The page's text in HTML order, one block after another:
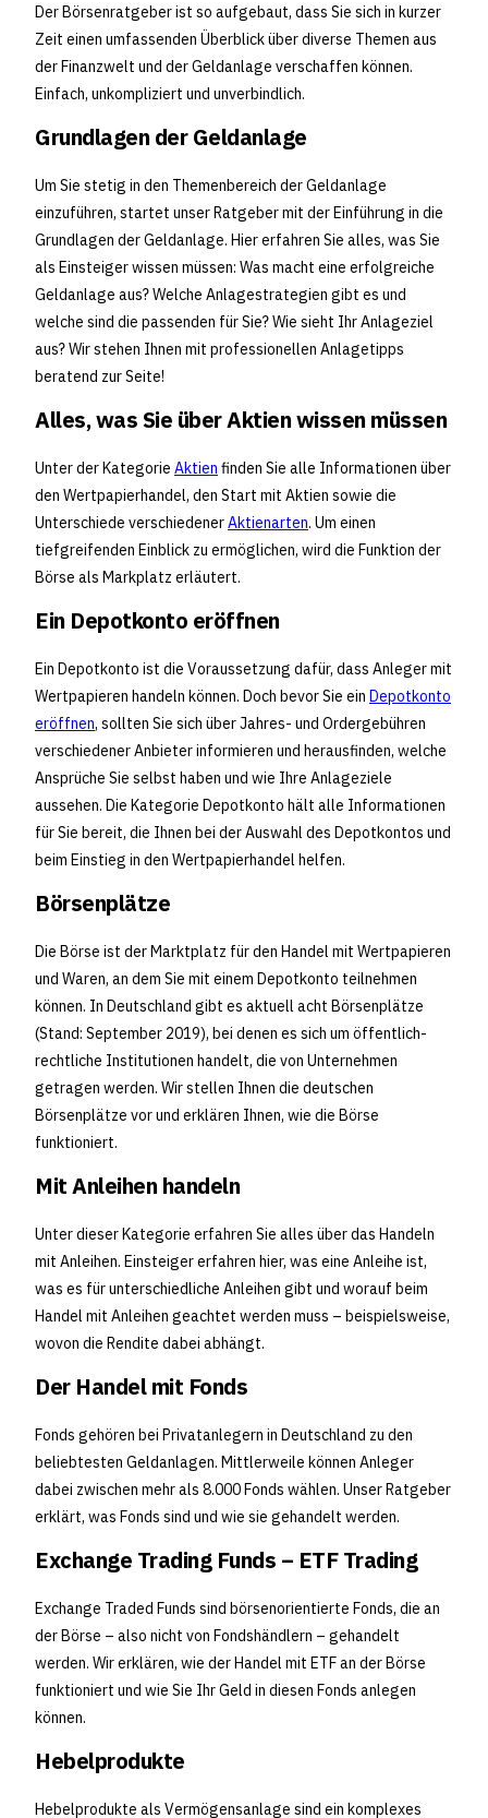
Der Börsenratgeber ist so aufgebaut, dass Sie sich in kurzer
Zeit einen umfassenden Überblick über diverse Themen aus
der Finanzwelt und der Geldanlage verschaffen können.
Einfach, unkompliziert und unverbindlich.
Grundlagen der Geldanlage
Um Sie stetig in den Themenbereich der Geldanlage
einzuführen, startet unser Ratgeber mit der Einführung in die
Grundlagen der Geldanlage. Hier erfahren Sie alles, was Sie
als Einsteiger wissen müssen: Was macht eine erfolgreiche
Geldanlage aus? Welche Anlagestrategien gibt es und
welche sind die passenden für Sie? Wie sieht Ihr Anlageziel
aus? Wir stehen Ihnen mit professionellen Anlagetipps
beratend zur Seite!
Alles, was Sie über Aktien wissen müssen
Unter der Kategorie Aktien finden Sie alle Informationen über
den Wertpapierhandel, den Start mit Aktien sowie die
Unterschiede verschiedenerAktienarten. Um einen
tiefgreifenden Einblick zu ermöglichen, wird die Funktion der
Börse als Markplatz erläutert.
Ein Depotkonto eröffnen
Ein Depotkonto ist die Voraussetzung dafür, dass Anleger mit
Wertpapieren handeln können. Doch bevor Sie ein Depotkonto
eröffnen, sollten Sie sich über Jahres- und Ordergebühren
verschiedener Anbieter informieren und herausfinden, welche
Ansprüche Sie selbst haben und wie Ihre Anlageziele
aussehen. Die Kategorie Depotkonto hält alle Informationen
für Sie bereit, die Ihnen bei der Auswahl des Depotkontos und
beim Einstieg in den Wertpapierhandel helfen.
Börsenplätze
Die Börse ist der Marktplatz für den Handel mit Wertpapieren
und Waren, an dem Sie mit einem Depotkonto teilnehmen
können. In Deutschland gibt es aktuell acht Börsenplätze
(Stand: September 2019), bei denen es sich um öffentlich-
rechtliche Institutionen handelt, die von Unternehmen
getragen werden. Wir stellen Ihnen die deutschen
Börsenplätze vor und erklären Ihnen, wie die Börse
funktioniert.
Mit Anleihen handeln
Unter dieser Kategorie erfahren Sie alles über das Handeln
mit Anleihen. Einsteiger erfahren hier, was eine Anleihe ist,
was es für unterschiedliche Anleihen gibt und worauf beim
Handel mit Anleihen geachtet werden muss – beispielsweise,
wovon die Rendite dabei abhängt.
Der Handel mit Fonds
Fonds gehören bei Privatanlegern in Deutschland zu den
beliebtesten Geldanlagen. Mittlerweile können Anleger
dabei zwischen mehr als 8.000 Fonds wählen. Unser Ratgeber
erklärt, was Fonds sind und wie sie gehandelt werden.
Exchange Trading Funds – ETF Trading
Exchange Traded Funds sind börsenorientierte Fonds, die an
der Börse – also nicht von Fondshändlern – gehandelt
werden. Wir erklären, wie der Handel mit ETF an der Börse
funktioniert und wie Sie Ihr Geld in diesen Fonds anlegen
können.
Hebelprodukte
Hebelprodukte als Vermögensanlage sind ein komplexes